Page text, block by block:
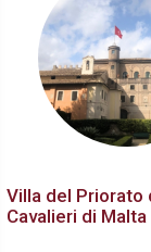
Villa del Priorato
Cavalieri di Malta